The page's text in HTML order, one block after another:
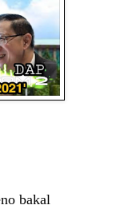
bakal